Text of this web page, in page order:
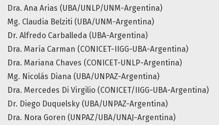
Dra. Ana Arias (UBA/UNLP/UNM-Argentina)
Mg. Claudia Belziti (UBA/UNM-Argentina)
Dr. Alfredo Carballeda (UBA-Argentina)
Dra. María Carman (CONICET-IIGG-UBA-Argentina)
Dra. Mariana Chaves (CONICET-UNLP-Argentina)
Mg. Nicolás Diana (UBA/UNPAZ-Argentina)
Dra. Mercedes Di Virgilio (CONICET/IIGG-UBA-Argentina)
Dr. Diego Duquelsky (UBA/UNPAZ-Argentina)
Dra. Nora Goren (UNPAZ/UBA/UNAJ-Argentina)